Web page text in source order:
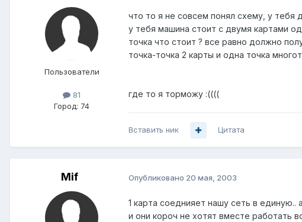
Пользователи
81
Город: 74
что то я не совсем понял схему, у тебя
у тебя машина стоит с двумя картами
точка что стоит ? все равно должно
точка-точка 2 карты и одна точка
где то я торможу :((((
Вставить ник Цитата
Mif Опубликовано 20 мая, 2003
1 карта соеднияет нашу сеть в единую..
и они короч не хотят вместе работать